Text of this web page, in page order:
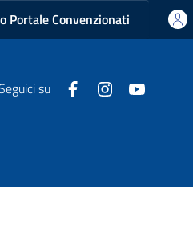
Portale Convenzionati
su FacebookInstagram